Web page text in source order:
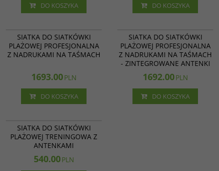
DO KOSZYKA DO KOSZYKA
SIATKA DO SIATKÓWKI
PLAŻOWEJ PROFESJONALNA
Z NADRUKAMI NA TAŚMACH
1693.00PLN
DO KOSZYKA
SIATKA DO SIATKÓWKI
PLAŻOWEJ PROFESJONALNA
Z NADRUKAMI NA TAŚMACH
- ZINTEGROWANE ANTENKI
1692.00PLN
DO KOSZYKA
SIATKA DO SIATKÓWKI
PLAŻOWEJ TRENINGOWA Z
ANTENKAMI
540.00PLN